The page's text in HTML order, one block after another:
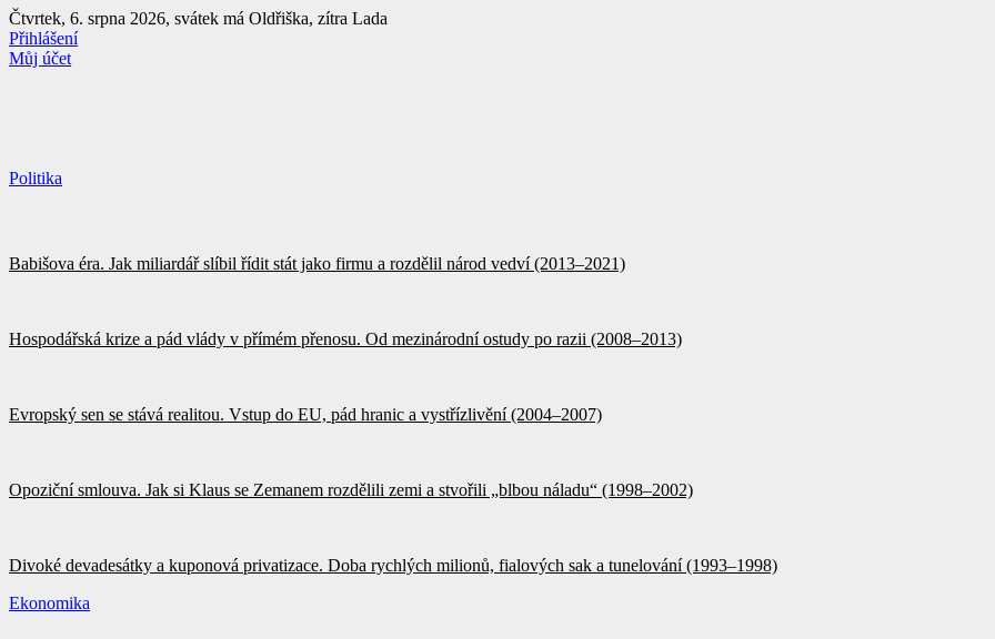
Přejít
k
obsahu
Čtvrtek, 6. srpna 2026, svátek má Oldřiška, zítra Lada
Přihlášení
Můj účet
Politika
Babišova éra. Jak miliardář slíbil řídit stát jako firmu a rozdělil národ vedví (2013–2021)
Hospodářská krize a pád vlády v přímém přenosu. Od mezinárodní ostudy po razii (2008–2013)
Evropský sen se stává realitou. Vstup do EU, pád hranic a vystřízlivění (2004–2007)
Opoziční smlouva. Jak si Klaus se Zemanem rozdělili zemi a stvořili „blbou náladu“ (1998–2002)
Divoké devadesátky a kuponová privatizace. Doba rychlých milionů, fialových sak a tunelování (1993–1998)
Ekonomika